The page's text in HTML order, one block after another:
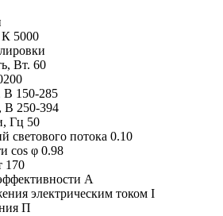
К 5000
Вт. 60
В 150-285
В 250-394
Гц 50
светового потока 0.10
cos φ 0.98
170
A
электрическим током I
П